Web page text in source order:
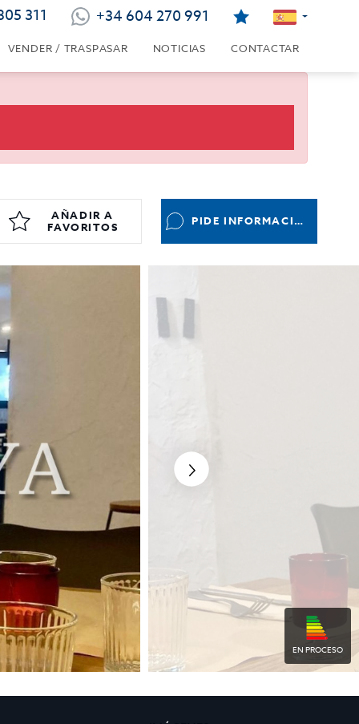
311 +34 604 270 991
VENDER / TRASPASAR NOTICIAS CONTACTAR
AÑADIR A
FAVORITOS
PIDE INFORMACIÓN
EN PROCESO